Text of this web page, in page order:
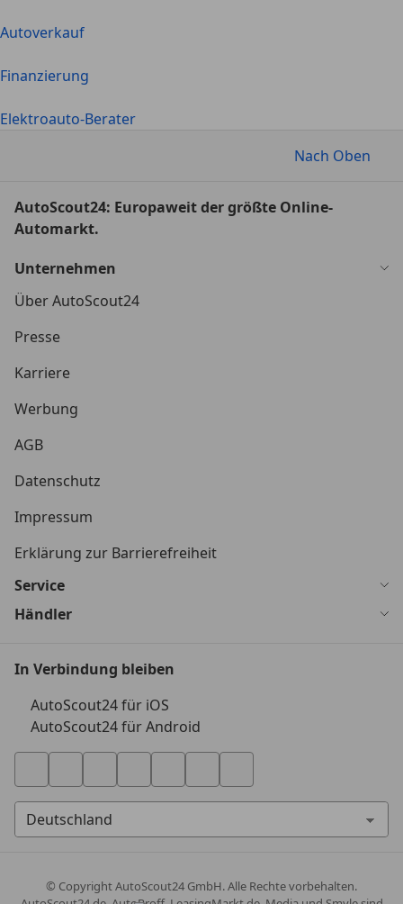
Autoverkauf
Finanzierung
Elektroauto-Berater
Nach Oben
AutoScout24: Europaweit der größte Online-
Automarkt.
Unternehmen
Über AutoScout24
Presse
Karriere
Werbung
AGB
Datenschutz
Impressum
Erklärung zur Barrierefreiheit
Service
Händler
In Verbindung bleiben
AutoScout24 für iOS
AutoScout24 für Android
© CopyrightAutoScout24 GmbH. Alle Rechte vorbehalten.